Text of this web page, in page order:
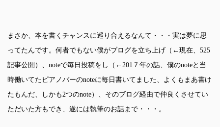
まさか、本を書くチャンスに巡り合えるなんて・・・実は夢に思
ってたんです。何者でもない僕がブログを立ち上げ（←現在、525
記事公開）、noteで毎日投稿をし（←201７年の話、僕のnoteと当
時働いてたピアノバーのnoteに毎日書いてました、よくもまあ書け
たもんだ、しかも2つのnote）、そのブログ経由で仲良くさせてい
ただいた方もでき、遂には執筆のお話まで・・・。